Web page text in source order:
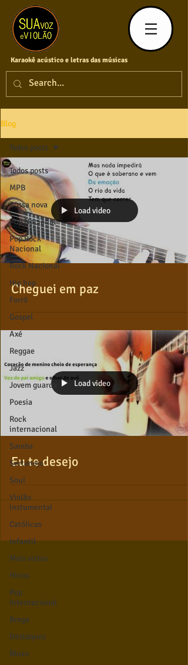
Karaokê acústico e letras das músicas
Blog
Todos posts
MPB
Bossa nova
Pop Nacional
Pop Rock
Nacional
Rock Nacional
Hip hop
Forró
Gospel
Axé
Reggae
Jazz
Jovem guarda
Poesia
Rock
internacional
Samba
Sertanejo
Soul
Violão
instumental
Católicas
Infantil
Mais vistos
Hinos
Pop
Internacional
Brega
Destaques
Blues
Todos posts
Load video
Cheguei em paz
Load video
Eu te desejo